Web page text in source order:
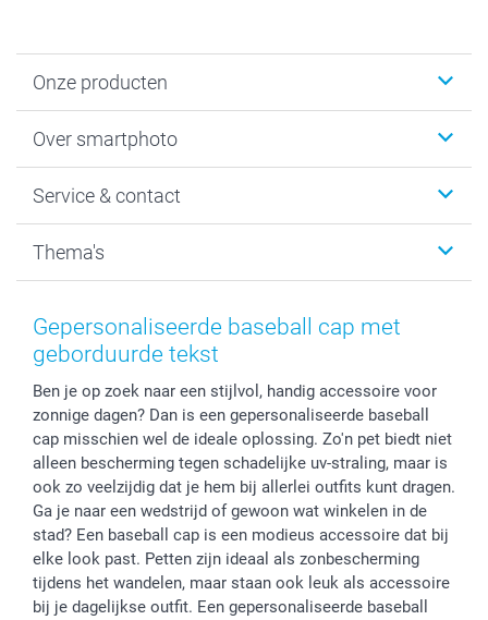
Onze producten
Fotoboeken
Fotocadeaus
Kaarten
Over smartphoto
Vacatures
Bestelproces
Herroepingsrecht
Privacy
Reviews
Prijslijst
Investor Relations
Service & contact
Tevredenheidsgarantie
Mijn orderstatus
smartbonus
service@smartphoto.nl
Affiliate partnerprogramma
Partnerships
Influencer partnerprogramma
Thema's
Baby
Moederdag
Huwelijk
Gepersonaliseerde baseball cap met
geborduurde tekst
Ben je op zoek naar een stijlvol, handig accessoire voor
zonnige dagen? Dan is een gepersonaliseerde baseball
cap misschien wel de ideale oplossing. Zo'n pet biedt niet
alleen bescherming tegen schadelijke uv-straling, maar is
ook zo veelzijdig dat je hem bij allerlei outfits kunt dragen.
Ga je naar een wedstrijd of gewoon wat winkelen in de
stad? Een baseball cap is een modieus accessoire dat bij
elke look past. Petten zijn ideaal als zonbescherming
tijdens het wandelen, maar staan ook leuk als accessoire
bij je dagelijkse outfit. Een gepersonaliseerde baseball